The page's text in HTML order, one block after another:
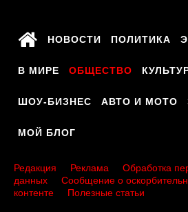
НОВОСТИ ПОЛИТИКА
В МИРЕ ОБЩЕСТВО
ШОУ-БИЗНЕС АВТО И МОТО
МОЙ БЛОГ
Редакция Реклама
Обработка
данных
Сообщение о
контенте
Полезные статьи